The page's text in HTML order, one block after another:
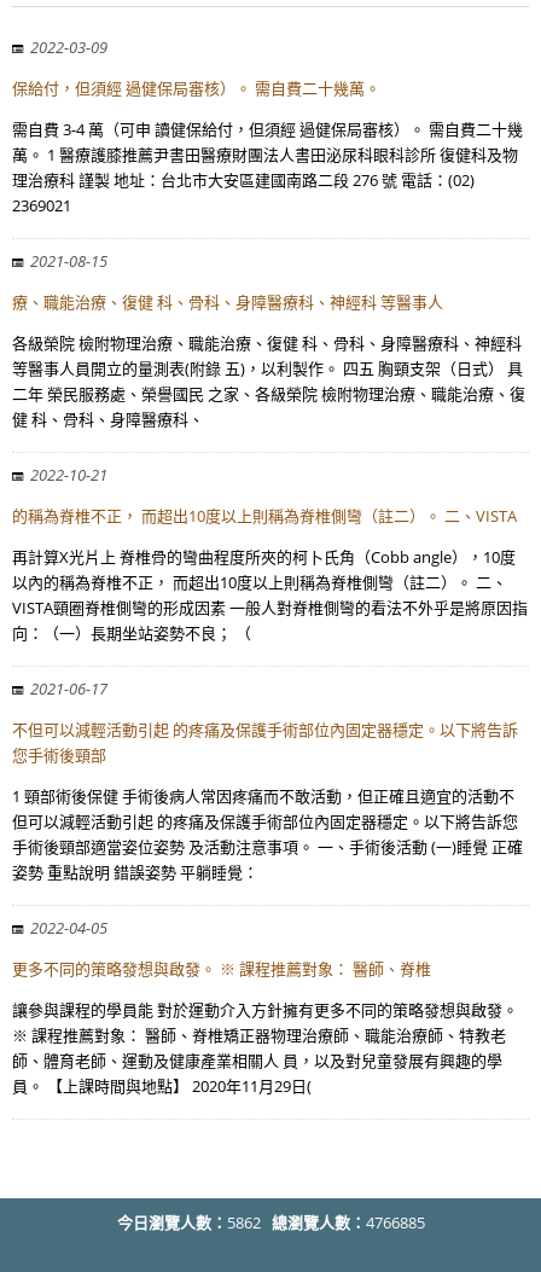
2022-03-09
保給付，但須經 過健保局審核）。 需自費二十幾萬。
需自費 3-4 萬（可申 讀健保給付，但須經 過健保局審核）。 需自費二十幾
萬。 1 醫療護膝推薦尹書田醫療財團法人書田泌尿科眼科診所 復健科及物
理治療科 謹製 地址：台北市大安區建國南路二段 276 號 電話：(02)
2369021
2021-08-15
療、職能治療、復健 科、骨科、身障醫療科、神經科 等醫事人
各級榮院 檢附物理治療、職能治療、復健 科、骨科、身障醫療科、神經科
等醫事人員開立的量測表(附錄 五)，以利製作。 四五 胸頸支架（日式） 具
二年 榮民服務處、榮譽國民 之家、各級榮院 檢附物理治療、職能治療、復
健 科、骨科、身障醫療科、
2022-10-21
的稱為脊椎不正， 而超出10度以上則稱為脊椎側彎（註二）。 二、VISTA
再計算X光片上 脊椎骨的彎曲程度所夾的柯卜氏角（Cobb angle），10度
以內的稱為脊椎不正， 而超出10度以上則稱為脊椎側彎（註二）。 二、
VISTA頸圈脊椎側彎的形成因素 一般人對脊椎側彎的看法不外乎是將原因指
向：（一）長期坐站姿勢不良； （
2021-06-17
不但可以減輕活動引起 的疼痛及保護手術部位內固定器穩定。以下將告訴
您手術後頸部
1 頸部術後保健 手術後病人常因疼痛而不敢活動，但正確且適宜的活動不
但可以減輕活動引起 的疼痛及保護手術部位內固定器穩定。以下將告訴您
手術後頸部適當姿位姿勢 及活動注意事項。 一、手術後活動 (一)睡覺 正確
姿勢 重點說明 錯誤姿勢 平躺睡覺：
2022-04-05
更多不同的策略發想與啟發。 ※ 課程推薦對象： 醫師、脊椎
讓參與課程的學員能 對於運動介入方針擁有更多不同的策略發想與啟發。
※ 課程推薦對象： 醫師、脊椎矯正器物理治療師、職能治療師、特教老
師、體育老師、運動及健康產業相關人 員，以及對兒童發展有興趣的學
員。 【上課時間與地點】 2020年11月29日(
今日瀏覽人數： 5862 總瀏覽人數： 4766885